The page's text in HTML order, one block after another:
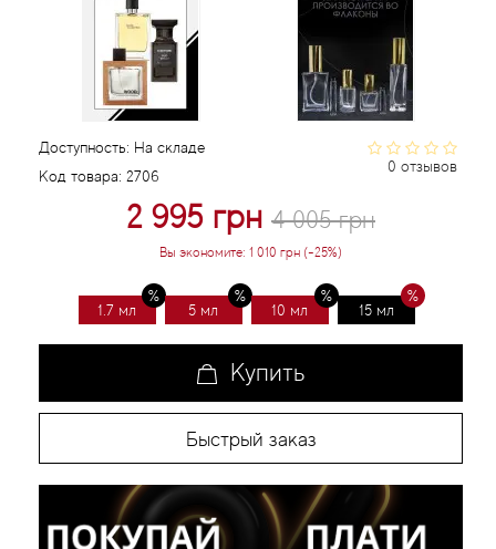
0 отзывов
Доступность: На складе
Код товара: 2706
2 995 грн 4 005 грн
Вы экономите: 1 010 грн (-25%)
1.7 мл 5 мл 10 мл 15 мл
Купить
Быстрый заказ